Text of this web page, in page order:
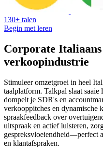
130+ talen
Begin met leren
Corporate
verkoopindustrie
Stimuleer omzetgroei in heel
taalplatform. Talkpal slaat saaie
dompelt je SDR's en
verkooppitches en dynamische
spraakfeedback over
uitspraak en actief luisteren,
gespreksvloeiendheid—perfect
en klantafspraken.